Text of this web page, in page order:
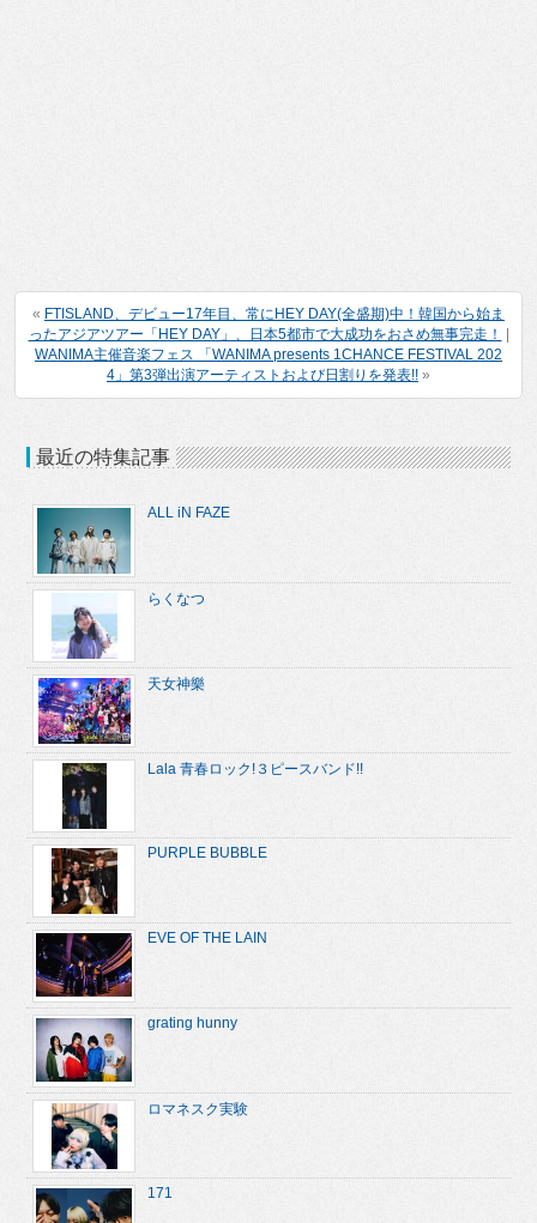
« FTISLAND、デビュー17年目、常にHEY DAY(全盛期)中！韓国から始ま
ったアジアツアー「HEY DAY」、日本5都市で大成功をおさめ無事完走！
WANIMA主催音楽フェス 「WANIMA presents 1CHANCE FESTIVAL 202
4」第3弾出演アーティストおよび日割りを発表!! »
最近の特集記事
ALL iN FAZE
らくなつ
天女神樂
Lala 青春ロック!３ピースバンド!!
PURPLE BUBBLE
EVE OF THE LAIN
grating hunny
ロマネスク実験
171